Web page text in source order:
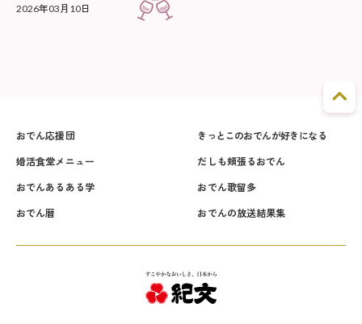
2026年03月10日
おでん応援団 きっとこのおでんが好きになる
婚活食堂メニュー だしも頬張るおでん
おでんあるある学 おでん歌留多
おでん暦 おでんの放送結果集